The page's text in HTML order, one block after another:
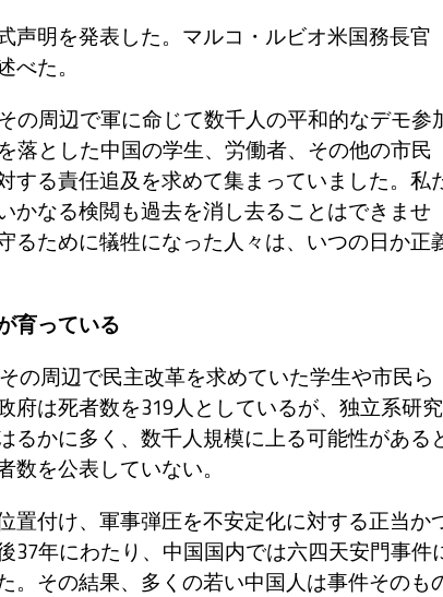
明を発表した。マルコ・ルビオ米国務長官
た。
周辺で軍に命じて数千人の平和的なデモ参
落とした中国の学生、労働者、その他の市民
る責任追及を求めて集まっていました。私
かなる検閲も過去を消し去ることはできませ
るために犠牲になった人々は、いつの日か正
育っている
の周辺で民主改革を求めていた学生や市民ら
は死者数を319人としているが、独立系研究
かに多く、数千人規模に上る可能性がある
を公表していない。
付け、軍事弾圧を不安定化に対する正当か
年にわたり、中国国内では六四天安門事件
。その結果、多くの若い中国人は事件そのも